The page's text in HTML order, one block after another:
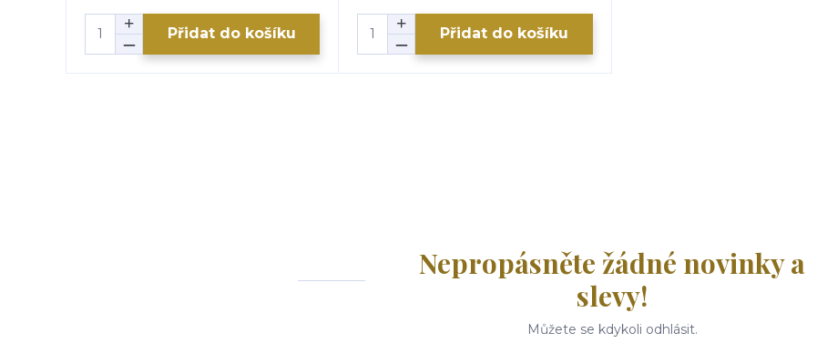
Přidat do košíku Přidat do košíku
Nepropásněte žádné novinky a
slevy!
Můžete se kdykoli odhlásit.